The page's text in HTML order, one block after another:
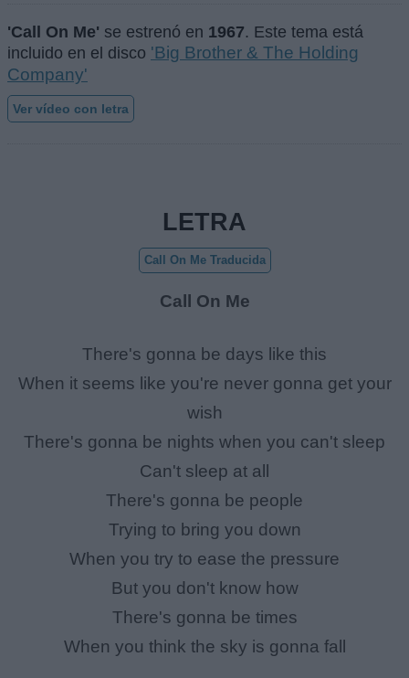
'Call On Me' se estrenó en 1967. Este tema está
incluido en el disco 'Big Brother & The Holding
Company'
Ver vídeo con letra
LETRA
Call On Me Traducida
Call On Me
There's gonna be days like this
When it seems like you're never gonna get your
wish
There's gonna be nights when you can't sleep
Can't sleep at all
There's gonna be people
Trying to bring you down
When you try to ease the pressure
But you don't know how
There's gonna be times
When you think the sky is gonna fall